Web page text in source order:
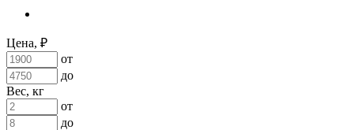
Цена, ₽
от
до
Вес, кг
от
до